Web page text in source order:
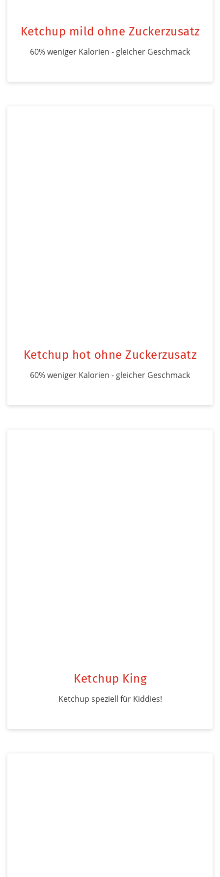
Ketchup mild ohne Zuckerzusatz
60% weniger Kalorien - gleicher Geschmack
Ketchup hot ohne Zuckerzusatz
60% weniger Kalorien - gleicher Geschmack
Ketchup King
Ketchup speziell für Kiddies!